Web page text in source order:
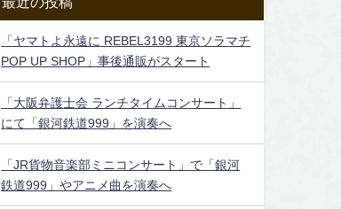
「ヤマトよ永遠に REBEL3199 東京ソラマチ
POP UP SHOP」事後通販がスタート
「大阪弁護士会 ランチタイムコンサート」
にて「銀河鉄道999」を演奏へ
「JR貨物音楽部ミニコンサート」で「銀河
鉄道999」やアニメ曲を演奏へ